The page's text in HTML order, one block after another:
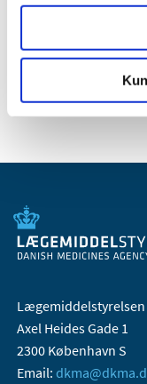
2008 (8)
2006 (9)
Lægemiddelstyrelsen
Axel Heides Gade 1
2300 København S
Email: